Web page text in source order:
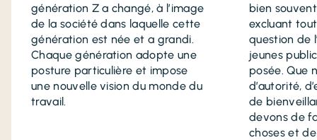
génération Z a changé, à l’image
de la société dans laquelle cette
génération est née et a grandi.
Chaque génération adopte une
posture particulière et impose
une nouvelle vision du monde du
travail.
bien
excluant
question de
jeunes
posée. Que
d’autorité,
de
devons de
choses et